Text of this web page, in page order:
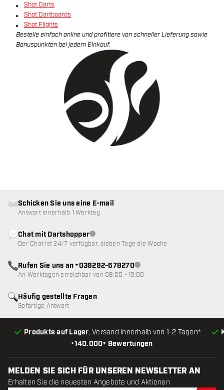
Shot Darts
Shot Dartboards
Shot Flights
Bestelle einfach online und profitiere von schneller Lieferung sowie
Bonuspunkten bei jedem Einkauf.
•140.000+ Bewertungen
Produkte auf Lager, Versand innerhalb von 1-2 Tagen*
Häufig gestellte Fragen
Sofortige Antwort
Schicken Sie uns eine E-mail
Antwort innerhalb 1 Werktag
Chat mit DartshopperKundenservice nicht verfügbar
Der Chat ist 24/7 verfügbar, sieben Tage die Woche
Rufen Sie uns an +039292-678270Kundenservice nicht
An Werktagen erreichbar von 08:00 - 19:00
MELDEN SIE SICH FÜR UNSEREN NEWSLETTER AN
Erhalten Sie die neuesten Angebote und Aktionen